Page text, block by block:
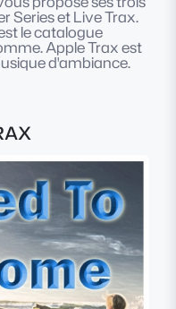
Series et Live Trax.
le catalogue
Apple Trax est
d'ambiance.